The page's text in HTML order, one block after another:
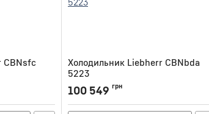
CBNsfc
Холодильник Liebherr CBNbda
5223
Артикул: CBNBDA5223
100 549 грн